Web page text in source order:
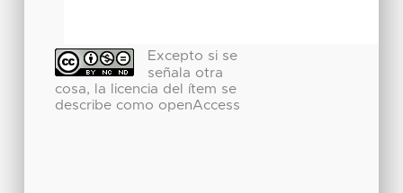
Excepto si se
señala otra
cosa, la licencia del ítem se
describe como openAccess